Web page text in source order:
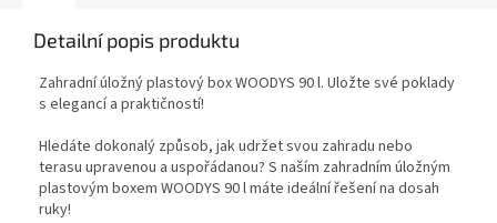
Detailní popis produktu
Zahradní úložný plastový box WOODYS 90 l. Uložte své poklady
s elegancí a praktičností!
Hledáte dokonalý způsob, jak udržet svou zahradu nebo
terasu upravenou a uspořádanou? S naším zahradním úložným
plastovým boxem WOODYS 90 l máte ideální řešení na dosah
ruky!